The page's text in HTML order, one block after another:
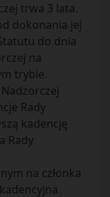
trwa 3 lata.
dokonania jej
do dnia
na
trybie.
Rady
kadencję
Rady
na członka